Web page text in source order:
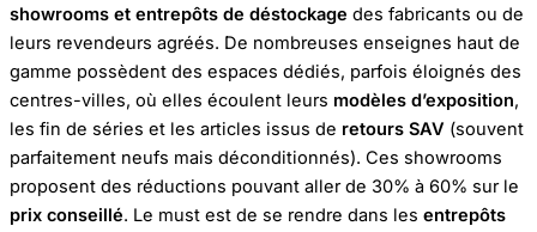
showrooms et entrepôts de déstockage des fabricants ou de
leurs revendeurs agréés. De nombreuses enseignes haut de
gamme possèdent des espaces dédiés, parfois éloignés des
centres-villes, où elles écoulent leurs modèles d’exposition,
les fin de séries et les articles issus de retours SAV (souvent
parfaitement neufs mais déconditionnés). Ces showrooms
proposent des réductions pouvant aller de 30% à 60% sur le
prix conseillé. Le must est de se rendre dans les entrepôts